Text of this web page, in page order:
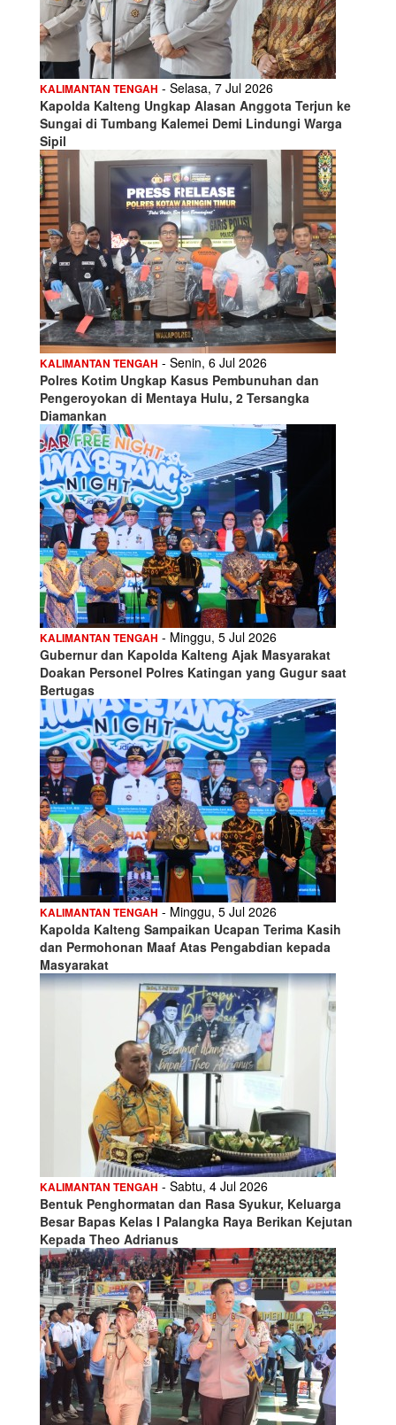
KALIMANTAN TENGAH - Selasa, 7 Jul 2026
Kapolda Kalteng Ungkap Alasan Anggota Terjun ke
Sungai di Tumbang Kalemei Demi Lindungi Warga
Sipil
KALIMANTAN TENGAH - Senin, 6 Jul 2026
Polres Kotim Ungkap Kasus Pembunuhan dan
Pengeroyokan di Mentaya Hulu, 2 Tersangka
Diamankan
KALIMANTAN TENGAH - Minggu, 5 Jul 2026
Gubernur dan Kapolda Kalteng Ajak Masyarakat
Doakan Personel Polres Katingan yang Gugur saat
Bertugas
KALIMANTAN TENGAH - Minggu, 5 Jul 2026
Kapolda Kalteng Sampaikan Ucapan Terima Kasih
dan Permohonan Maaf Atas Pengabdian kepada
Masyarakat
KALIMANTAN TENGAH - Sabtu, 4 Jul 2026
Bentuk Penghormatan dan Rasa Syukur, Keluarga
Besar Bapas Kelas I Palangka Raya Berikan Kejutan
Kepada Theo Adrianus